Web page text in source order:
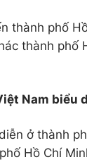
thành phố
thành phố
Nam biểu
ở thành
Hồ Chí